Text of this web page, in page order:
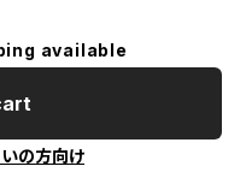
available
の方向け